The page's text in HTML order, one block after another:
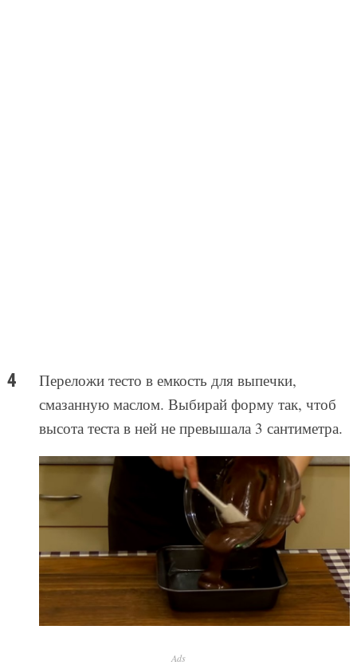
Переложи тесто в емкость для выпечки,
смазанную маслом. Выбирай форму так, чтоб
высота теста в ней не превышала 3 сантиметра.
Ads